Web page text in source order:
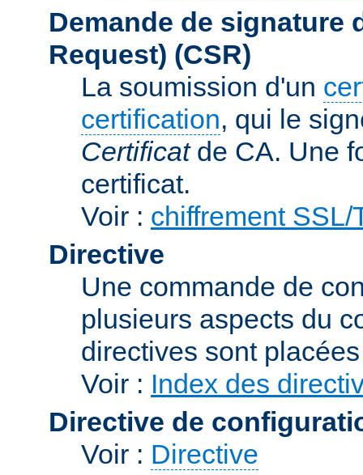
Demande de signature
Request) (CSR)
La soumission d'un
certification, qui le
Certificatde CA. Une
certificat.
Voir : chiffrement SSL/
Directive
Une commande de
plusieurs aspects du
directives sont
Voir : Index des
Directive de
Voir : Directive